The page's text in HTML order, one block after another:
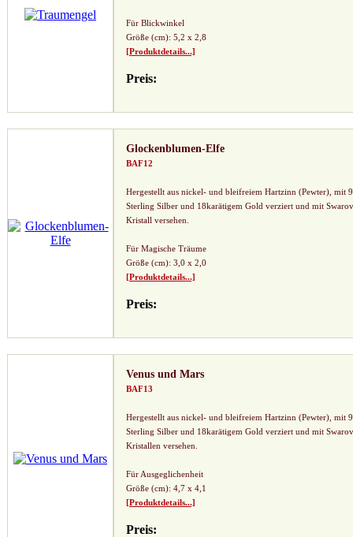
Für Blickwinkel
Größe (cm): 5,2 x 2,8
[Produktdetails...]
Preis:
Glockenblumen-Elfe
BAF12
Hergestellt aus nickel- und bleifreiem Hartzinn (Pewter), mit
Sterling Silber und 18karätigem Gold verziert und mit
Kristall versehen.
Für Magische Träume
Größe (cm): 3,0 x 2,0
[Produktdetails...]
Preis:
Venus und Mars
BAF13
Hergestellt aus nickel- und bleifreiem Hartzinn (Pewter), mit
Sterling Silber und 18karätigem Gold verziert und mit
Kristallen versehen.
Für Ausgeglichenheit
Größe (cm): 4,7 x 4,1
[Produktdetails...]
Preis: